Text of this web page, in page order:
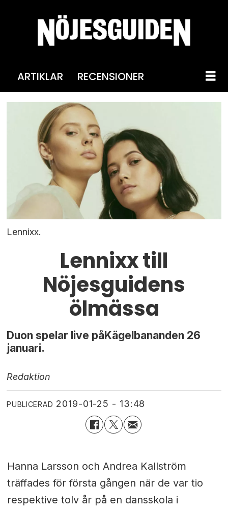
ARTIKLAR RECENSIONER
Lennixx.
Lennixx till
Nöjesguidens
ölmässa
Duon spelar live påKägelbananden 26
januari.
Redaktion
PUBLICERAD 2019-01-25 - 13:48
Hanna Larsson och Andrea Kallström
träffades för första gången när de var tio
respektive tolv år på en dansskola i